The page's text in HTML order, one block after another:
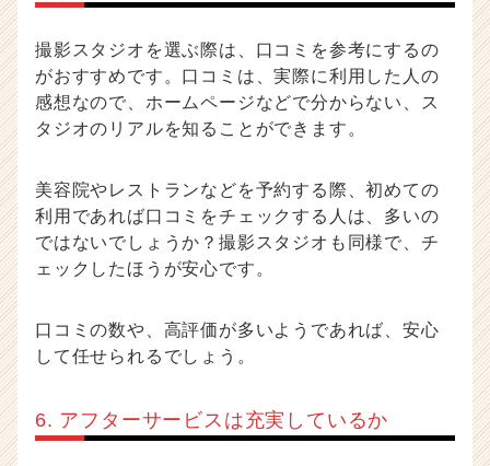
撮影スタジオを選ぶ際は、口コミを参考にするの
がおすすめです。口コミは、実際に利用した人の
感想なので、ホームページなどで分からない、ス
タジオのリアルを知ることができます。
美容院やレストランなどを予約する際、初めての
利用であれば口コミをチェックする人は、多いの
ではないでしょうか？撮影スタジオも同様で、チ
ェックしたほうが安心です。
口コミの数や、高評価が多いようであれば、安心
して任せられるでしょう。
6. アフターサービスは充実しているか